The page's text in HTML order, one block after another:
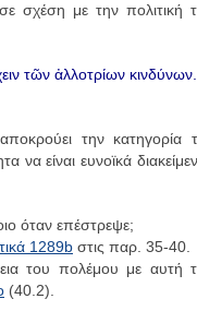
σχέση με την πολιτική
τῶν ἀλλοτρίων κινδύνων.
την κατηγορία
να είναι ευνοϊκά
όταν επέστρεψε;
1289b στις παρ. 35-40.
του πολέμου με αυτή
(40.2).